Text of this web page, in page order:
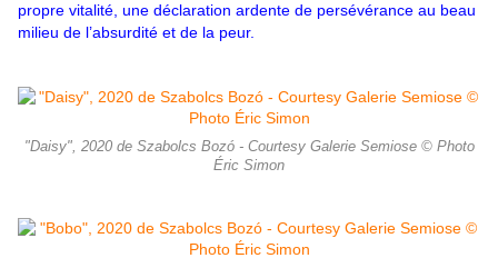
propre vitalité, une déclaration ardente de persévérance au beau
milieu de l’absurdité et de la peur.
"Daisy", 2020 de Szabolcs Bozó - Courtesy Galerie Semiose © Photo
Éric Simon